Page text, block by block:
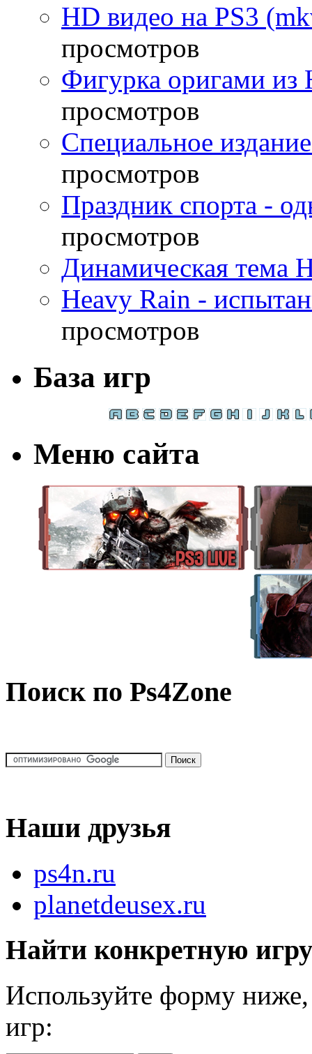
HD видео на PS3
просмотров
Фигурка оригами из
просмотров
Специальное
просмотров
Праздник спорта -
просмотров
Динамическая тема
Heavy Rain -
просмотров
База игр
Меню сайта
Поиск по Ps4Zone
Наши друзья
ps4n.ru
planetdeusex.ru
Найти конкретную
Используйте форму
игр: